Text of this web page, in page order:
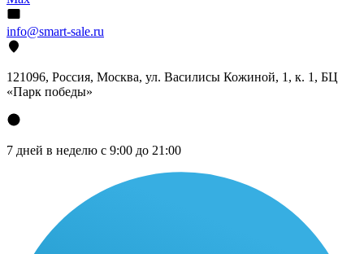
info@smart-sale.ru
121096, Россия, Москва, ул. Василисы Кожиной, 1, к. 1, БЦ
«Парк победы»
7 дней в неделю с 9:00 до 21:00